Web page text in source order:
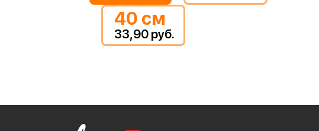
40 см
33,90 руб.